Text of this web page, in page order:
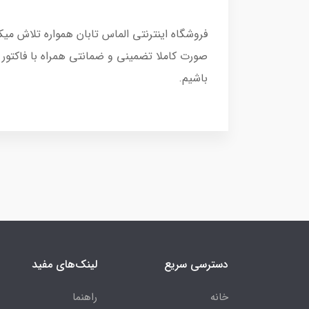
فروشگاه اینترنتی الماس تابان همواره
صورت کاملا تضمینی و ضمانتی همراه با
باشیم.
دسترسی سریع
خانه
لینک‌های مفید
راهنما